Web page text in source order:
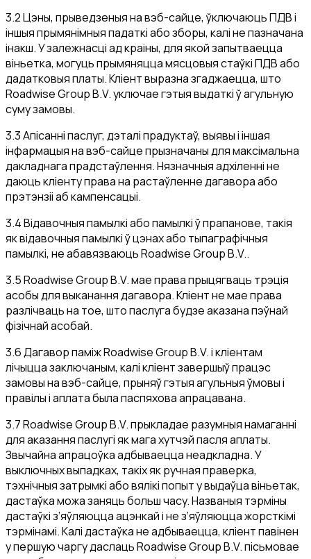
3.2 Цэны, прыведзеныя на вэб-сайце, ўключаюць ПДВ і
іншыя прымянімныя падаткі або зборы, калі не пазначана
інакш. У залежнасці ад краіны, для якой запытваецца
віньетка, могуць прымяняцца мясцовыя стаўкі ПДВ або
дадатковыя платы. Кліент выразна згаджаецца, што
Roadwise Group B.V. уключае гэтыя выдаткі ў агульную
суму замовы.
3.3 Апісанні паслуг, дэталі прадуктаў, выявы і іншая
інфармацыя на вэб-сайце прызначаны для максімальна
дакладнага прадстаўлення. Нязначныя адхіленні не
даюць кліенту права на растаўленне дагавора або
прэтэнзіі аб кампенсацыі.
3.4 Відавочныя памылкі або памылкі ў прапанове, такія
як відавочныя памылкі ў цэнах або тыпаграфічныя
памылкі, не абавязваюць Roadwise Group B.V..
3.5 Roadwise Group B.V. мае права прыцягваць трэція
асобы для выканання дагавора. Кліент не мае права
разлічваць на тое, што паслуга будзе аказана пэўнай
фізічнай асобай.
3.6 Дагавор паміж Roadwise Group B.V. і кліентам
лічыцца заключаным, калі кліент завершыў працэс
замовы на вэб-сайце, прыняў гэтыя агульныя ўмовы і
правілы і аплата была паспяхова апрацавана.
3.7 Roadwise Group B.V. прыкладае разумныя намаганні
для аказання паслугі як мага хутчэй пасля аплаты.
Звычайна апрацоўка адбываецца неадкладна. У
выключных выпадках, такіх як ручная праверка,
тэхнічныя затрымкі або вялікі попыт у выдаўца віньетак,
дастаўка можа заняць больш часу. Названыя тэрміны
дастаўкі з’яўляюцца ацэнкай і не з’яўляюцца жорсткімі
тэрмінамі. Калі дастаўка не адбываецца, кліент павінен
у першую чаргу даслаць Roadwise Group B.V. пісьмовае